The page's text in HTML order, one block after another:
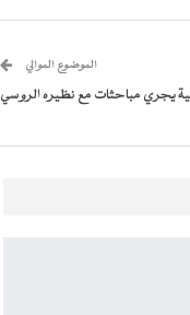
الموضوع الموالي
يجري مباحثات مع نظيره الروسي